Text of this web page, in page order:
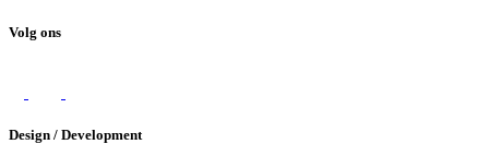
Volg ons
Design / Development